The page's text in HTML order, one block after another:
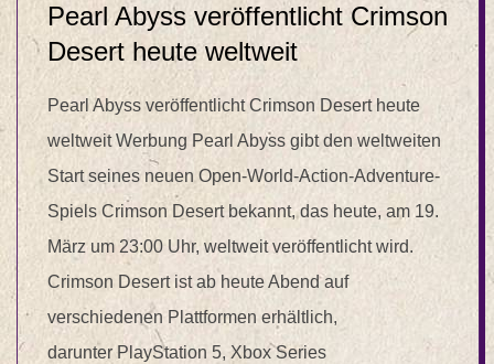
Pearl Abyss veröffentlicht Crimson
Desert heute weltweit
Pearl Abyss veröffentlicht Crimson Desert heute
weltweit Werbung Pearl Abyss gibt den weltweiten
Start seines neuen Open-World-Action-Adventure-
Spiels Crimson Desert bekannt, das heute, am 19.
März um 23:00 Uhr, weltweit veröffentlicht wird.
Crimson Desert ist ab heute Abend auf
verschiedenen Plattformen erhältlich,
darunter PlayStation 5, Xbox Series